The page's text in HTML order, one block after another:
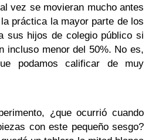
vez se movieran mucho antes
práctica la mayor parte de los
sus hijos de colegio público si
incluso menor del 50%. No es,
podamos calificar de muy
¿que ocurrió cuando
con este pequeño sesgo?